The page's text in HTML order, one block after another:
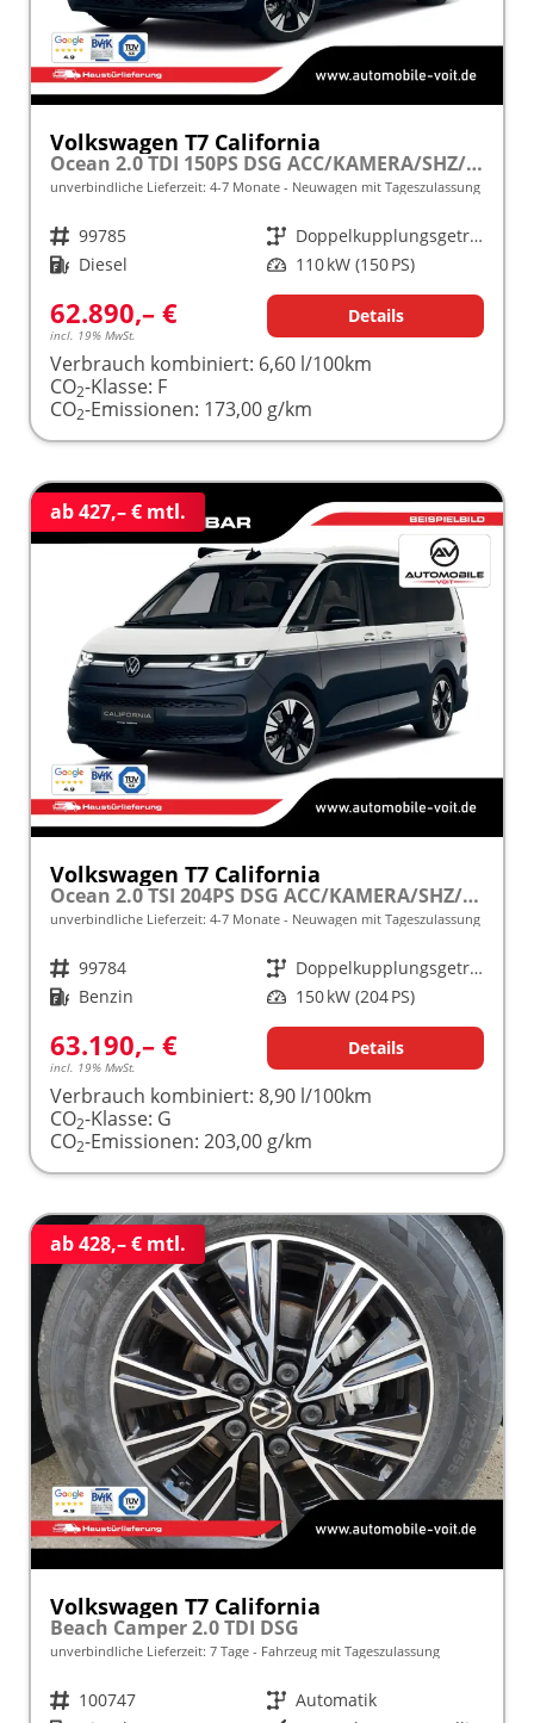
Volkswagen T7 California
Ocean 2.0 TDI 150PS DSG ACC/KAMERA/SHZ/LED/3Z.KLIMA frei konfigurierbar!
unverbindliche Lieferzeit: 4-7 Monate Neuwagen mit Tageszulassung
Fahrzeugnr. 99785 Getriebe
Doppelkupplungsgetriebe (DSG)
Kraftstoff Diesel Leistung 110 kW (150 PS)
62.890,– €
incl. 19% MwSt.
Details
Verbrauch kombiniert: 6,60 l/100km
CO2-Klasse: F
CO2-Emissionen: 173,00 g/km
ab 427,– € mtl.
Volkswagen T7 California
Ocean 2.0 TSI 204PS DSG ACC/KAMERA/SHZ/LED/3Z.KLIMA frei konfigurierbar!
unverbindliche Lieferzeit: 4-7 Monate Neuwagen mit Tageszulassung
Fahrzeugnr. 99784 Getriebe
Doppelkupplungsgetriebe (DSG)
Kraftstoff Benzin Leistung 150 kW (204 PS)
63.190,– €
incl. 19% MwSt.
Details
Verbrauch kombiniert: 8,90 l/100km
CO2-Klasse: G
CO2-Emissionen: 203,00 g/km
ab 428,– € mtl.
Volkswagen T7 California
Beach Camper 2.0 TDI DSG
unverbindliche Lieferzeit: 7 Tage Fahrzeug mit Tageszulassung
Fahrzeugnr. 100747 Getriebe Automatik